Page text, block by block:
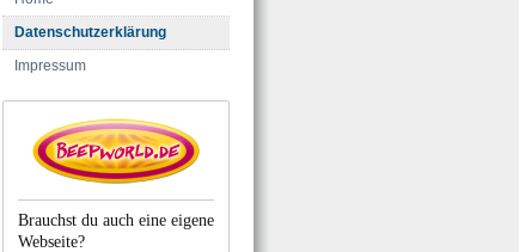
Datenschutzerklärung
Impressum
Brauchst du auch eine eigene
Webseite?